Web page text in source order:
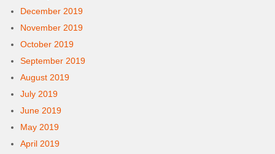
December 2019
November 2019
October 2019
September 2019
August 2019
July 2019
June 2019
May 2019
April 2019